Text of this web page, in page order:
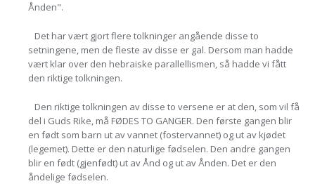
Ånden".
Det har vært gjort flere tolkninger angående disse to
setningene, men de fleste av disse er gal. Dersom man hadde
vært klar over den hebraiske parallellismen, så hadde vi fått
den riktige tolkningen.
Den riktige tolkningen av disse to versene er at den, som vil få
del i Guds Rike, må FØDES TO GANGER. Den første gangen blir
en født som barn ut av vannet (fostervannet) og ut av kjødet
(legemet). Dette er den naturlige fødselen. Den andre gangen
blir en født (gjenfødt) ut av Ånd og ut av Ånden. Det er den
åndelige fødselen.